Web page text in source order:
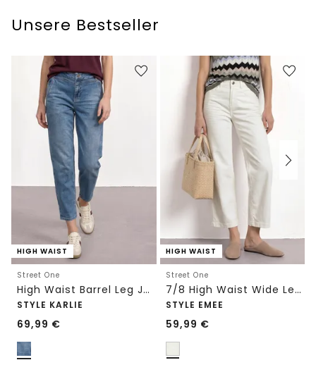
Unsere Bestseller
HIGH WAIST
Street One
High Waist Barrel Leg Jeans im Loose Fit
STYLE KARLIE
69,99 €
HIGH WAIST
Street One
7/8 High Waist Wide Leg Jeans im Loose Fit
STYLE EMEE
59,99 €